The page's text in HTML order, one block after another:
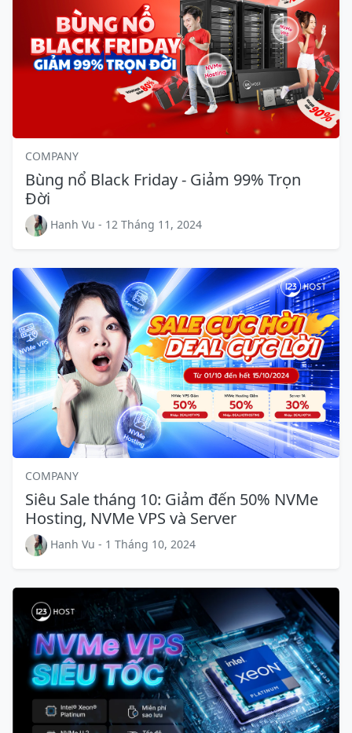
COMPANY
Bùng nổ Black Friday - Giảm 99% Trọn
Đời
Hanh Vu - 12 Tháng 11, 2024
COMPANY
Siêu Sale tháng 10: Giảm đến 50% NVMe
Hosting, NVMe VPS và Server
Hanh Vu - 1 Tháng 10, 2024